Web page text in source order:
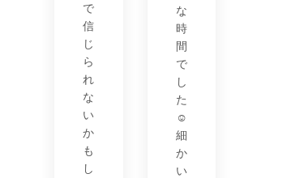
で
信
じ
ら
れ
な
い
か
も
し
な
時
間
で
し
た
☺️
細
か
い